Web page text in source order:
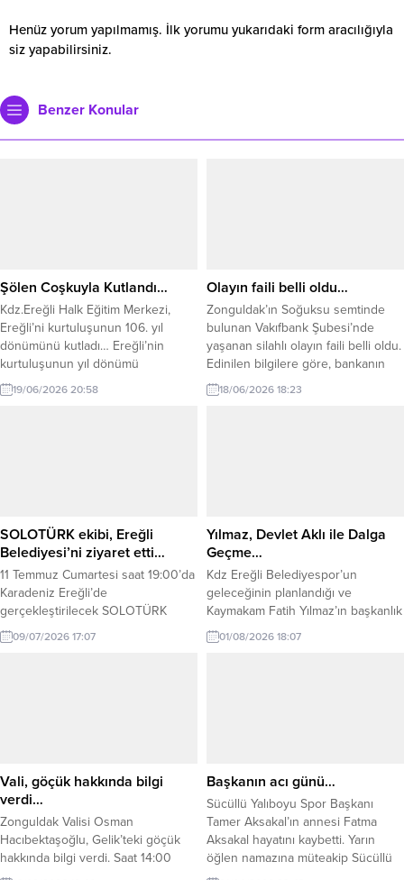
Henüz yorum yapılmamış. İlk yorumu yukarıdaki form aracılığıyla
siz yapabilirsiniz.
Benzer Konular
Şölen Coşkuyla Kutlandı…
Kdz.Ereğli Halk Eğitim Merkezi,
Ereğli’ni kurtuluşunun 106. yıl
dönümünü kutladı… Ereğli’nin
kurtuluşunun yıl dönümü
dolayısıyla, Amfi Tiyatro’da, Halk
Oyunu Şöleni gerçekleştirildi.
Dr. Metin...
19/06/2026 20:58
Olayın faili belli oldu…
Zonguldak’ın Soğuksu semtinde
bulunan Vakıfbank Şubesi’nde
yaşanan silahlı olayın faili belli oldu.
Edinilen bilgilere göre, bankanın
üçüncü katına çıkan Batuhan
Hasanoğlu isimli şahıs, yanında
18/06/2026 18:23
SOLOTÜRK ekibi, Ereğli
Belediyesi’ni ziyaret etti…
11 Temmuz Cumartesi saat 19:00’da
Karadeniz Ereğli’de
gerçekleştirilecek SOLOTÜRK
gösteri uçuşu öncesinde,
SOLOTÜRK ekibi Kdz. Ereğli
ve Hv.Hrk.Asb.Üçvş. Muhammed
Bölükbaşı’nı ağırladı. Ziyarette
belediye başkan...
09/07/2026 17:07
Yılmaz, Devlet Aklı ile Dalga
Geçme…
Kdz Ereğli Belediyespor’un
geleceğinin planlandığı ve
Kaymakam Fatih Yılmaz’ın başkanlık
ettiği toplantıya katılımın yüksek
olması mutluluk vericiydi.
01/08/2026 18:07
Vali, göçük hakkında bilgi
verdi…
Zonguldak Valisi Osman
Hacıbektaşoğlu, Gelik’teki göçük
hakkında bilgi verdi. Saat 14:00
sularında maden kazası meydana
Başkanın acı günü…
Sücüllü Yalıboyu Spor Başkanı
Tamer Aksakal’ın annesi Fatma
Aksakal hayatını kaybetti. Yarın
öğlen namazına müteakip Sücüllü
köyünde defnedilecek. Merhumeye